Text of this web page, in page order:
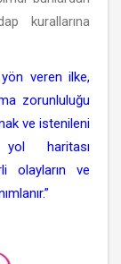
kurallarına
veren ilke,
zorunluluğu
ve istenileni
haritası
olayların ve